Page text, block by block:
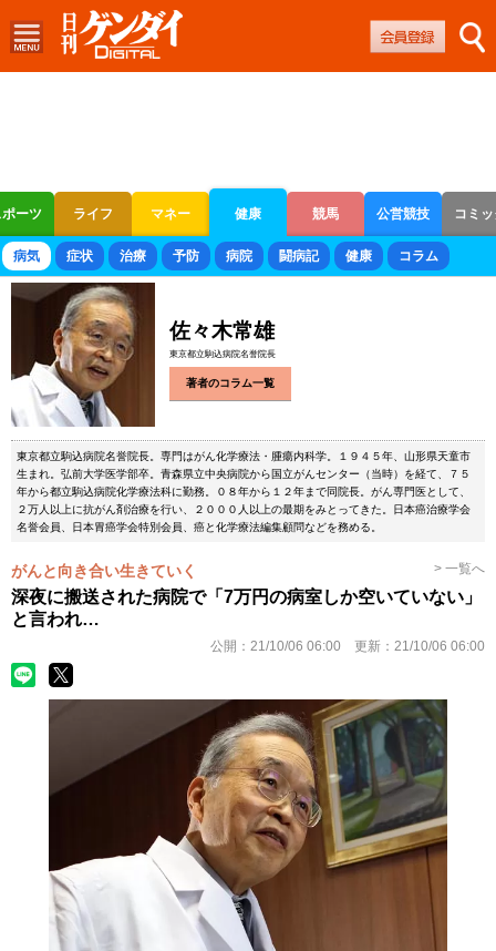
ーツ ライフ マネー 健康 競馬 公営競技 コミ
ボートレース 競輪 オートレース
病気 症状 治療 予防 病院 闘病記 健康 コラム
佐々木常雄
東京都立駒込病院名誉院長
著者のコラム一覧
東京都立駒込病院名誉院長。専門はがん化学療法・腫瘍内科学。１９４５年、山形県天童市
生まれ。弘前大学医学部卒。青森県立中央病院から国立がんセンター（当時）を経て、７５
年から都立駒込病院化学療法科に勤務。０８年から１２年まで同院長。がん専門医として、
２万人以上に抗がん剤治療を行い、２０００人以上の最期をみとってきた。日本癌治療学会
名誉会員、日本胃癌学会特別会員、癌と化学療法編集顧問などを務める。
がんと向き合い生きていく > 一覧へ
深夜に搬送された病院で「7万円の病室しか空いていない」
と言われ…
公開： 21/10/06 06:00 更新： 21/10/06 06:00